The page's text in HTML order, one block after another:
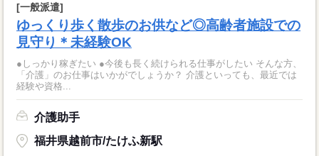
[一般派遣]
ゆっくり歩く散歩のお供など◎高齢者施設での
見守り＊未経験OK
●しっかり稼ぎたい ●今後も長く続けられる仕事がしたい そんな方、
「介護」のお仕事はいかがでしょうか？ 介護といっても、最近では
経験や資格...
介護助手
福井県越前市/たけふ新駅